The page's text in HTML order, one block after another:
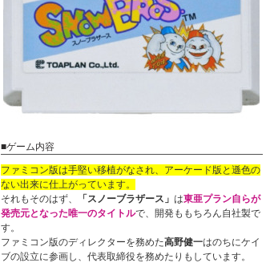
■ゲーム内容
ファミコン版は手堅い移植がなされ、アーケード版と遜色の
ない出来に仕上がっています。
それもそのはず、
「スノーブラザース」 は東亜プラン自らが
発売元となった唯一のタイトルで、開発ももちろん自社製で
す。
ファミコン版のディレクターを務めた高野健一はのちにケイ
ブの設立に参画し、代表取締役を務めたりもしています。